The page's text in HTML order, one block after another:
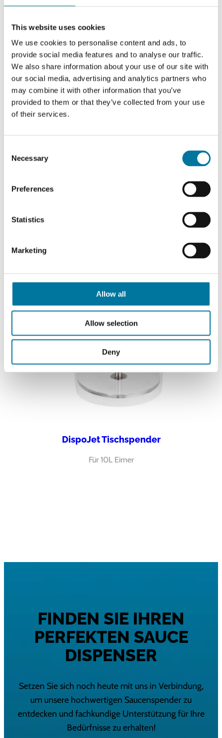
This website uses cookies
We use cookies to personalise content and ads, to
provide social media features and to analyse our traffic.
We also share information about your use of our site with
our social media, advertising and analytics partners who
may combine it with other information that you’ve
provided to them or that they’ve collected from your use
of their services.
Selection
Necessary
Preferences
Statistics
Marketing
Allow all
Allow selection
Deny
DispoJet Tischspender
Für 10L Eimer
FINDEN SIE IHREN
PERFEKTEN SAUCE
DISPENSER
Setzen Sie sich noch heute mit uns in Verbindung,
um unsere hochwertigen Saucenspender zu
entdecken und fachkundige Unterstützung für Ihre
Bedürfnisse zu erhalten!